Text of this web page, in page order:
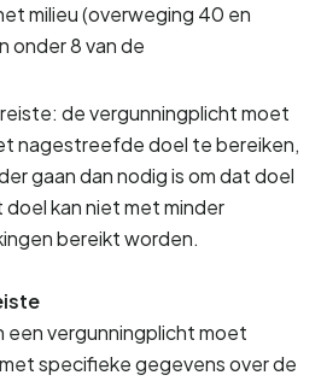
milieu (overweging 40 en
onder 8 van de
de vergunningplicht moet
nagestreefde doel te bereiken,
gaan dan nodig is om dat doel
kan niet met minder
bereikt worden.
een vergunningplicht moet
specifieke gegevens over de